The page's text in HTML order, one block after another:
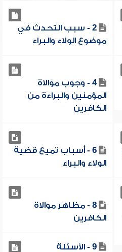
2 - سبب التحدث في
موضوع الولاء والبراء
4 - وجوب موالاة
المؤمنين والبراءة من
الكافرين
6 - أسباب تميع قضية
الولاء والبراء
8 - مظاهر موالاة
الكافرين
9 - الأسئلة